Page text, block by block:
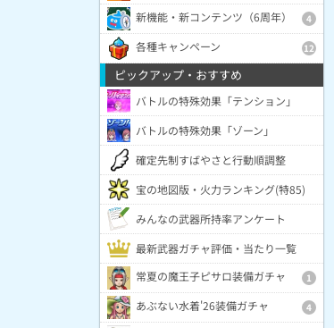
新機能・新コンテンツ（6周年）
4
各種キャンペーン 12
ピックアップ・おすすめ
バトルの特殊効果「テンション」
バトルの特殊効果「ゾーン」
確定先制すばやさと行動順調整
宝の地図版・火力ランキング(特85)
みんなの武器所持率アンケート
最新武器ガチャ評価・当たり一覧
常夏の魔王子ピサロ装備ガチャ
1
あぶない水着'26装備ガチャ 4